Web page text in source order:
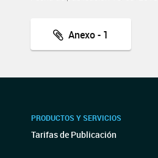
Anexo - 1
PRODUCTOS Y SERVICIOS
Tarifas de Publicación